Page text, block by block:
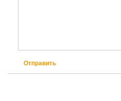
Отправить